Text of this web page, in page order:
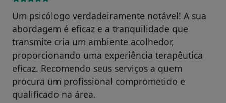
Um psicólogo verdadeiramente notável! A sua
abordagem é eficaz e a tranquilidade que
transmite cria um ambiente acolhedor,
proporcionando uma experiência terapêutica
eficaz. Recomendo seus serviços a quem
procura um profissional comprometido e
qualificado na área.